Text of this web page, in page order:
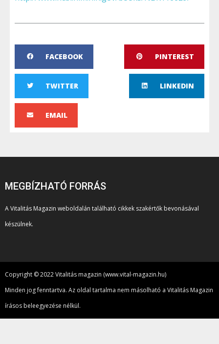
FACEBOOK PINTEREST
TWITTER LINKEDIN
EMAIL
MEGBÍZHATÓ FORRÁS
A Vitalitás Magazin weboldalán található cikkek szakértők bevonásával
készülnek.
Copyright © 2022 Vitalitás magazin (www.vital-magazin.hu)
Minden jog fenntartva. Az oldal tartalma nem másolható a Vitalitás Magazin
írásos beleegyezése nélkül.